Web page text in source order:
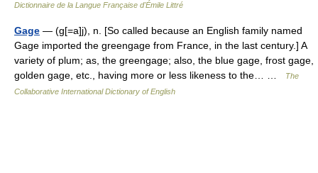
Dictionnaire de la Langue Française d'Émile Littré
Gage — (g[=a]j), n. [So called because an English family named
Gage imported the greengage from France, in the last century.] A
variety of plum; as, the greengage; also, the blue gage, frost gage,
golden gage, etc., having more or less likeness to the… …
The
Collaborative International Dictionary of English